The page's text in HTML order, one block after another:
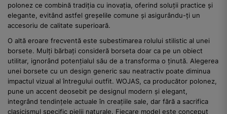
polonez ce combină tradiția cu inovația, oferind soluții practice și
elegante, evitând astfel greșelile comune și asigurându-ți un
accesoriu de calitate superioară.
O altă eroare frecventă este subestimarea rolului stilistic al unei
borsete. Mulți bărbați consideră borseta doar ca pe un obiect
utilitar, ignorând potențialul său de a transforma o ținută. Alegerea
unei borsete cu un design generic sau neatractiv poate diminua
impactul vizual al întregului outfit. WOJAS, ca producător polonez,
pune un accent deosebit pe designul modern și elegant,
integrând tendințele actuale în creațiile sale, dar fără a sacrifica
clasicismul specific pielii naturale. Fiecare model este conceput